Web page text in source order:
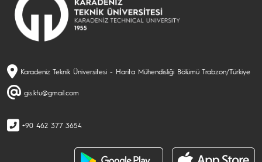
Karadeniz Teknik Üniversitesi - Harita Mühendisliği Bölümü Trabzon/Türkiye
gis.ktu@gmail.com
+90 462 377 3654